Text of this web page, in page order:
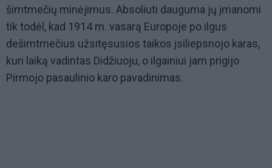
šimtmečių minėjimus. Absoliuti dauguma jų įmanomi
tik todėl, kad 1914 m. vasarą Europoje po ilgus
dešimtmečius užsitęsusios taikos įsiliepsnojo karas,
kuri laiką vadintas Didžiuoju, o ilgainiui jam prigijo
Pirmojo pasaulinio karo pavadinimas.